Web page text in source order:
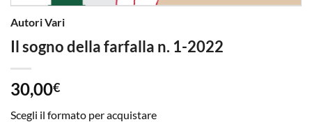
Autori Vari
Il sogno della farfalla n. 1-2022
30,00€
Scegli il formato per acquistare